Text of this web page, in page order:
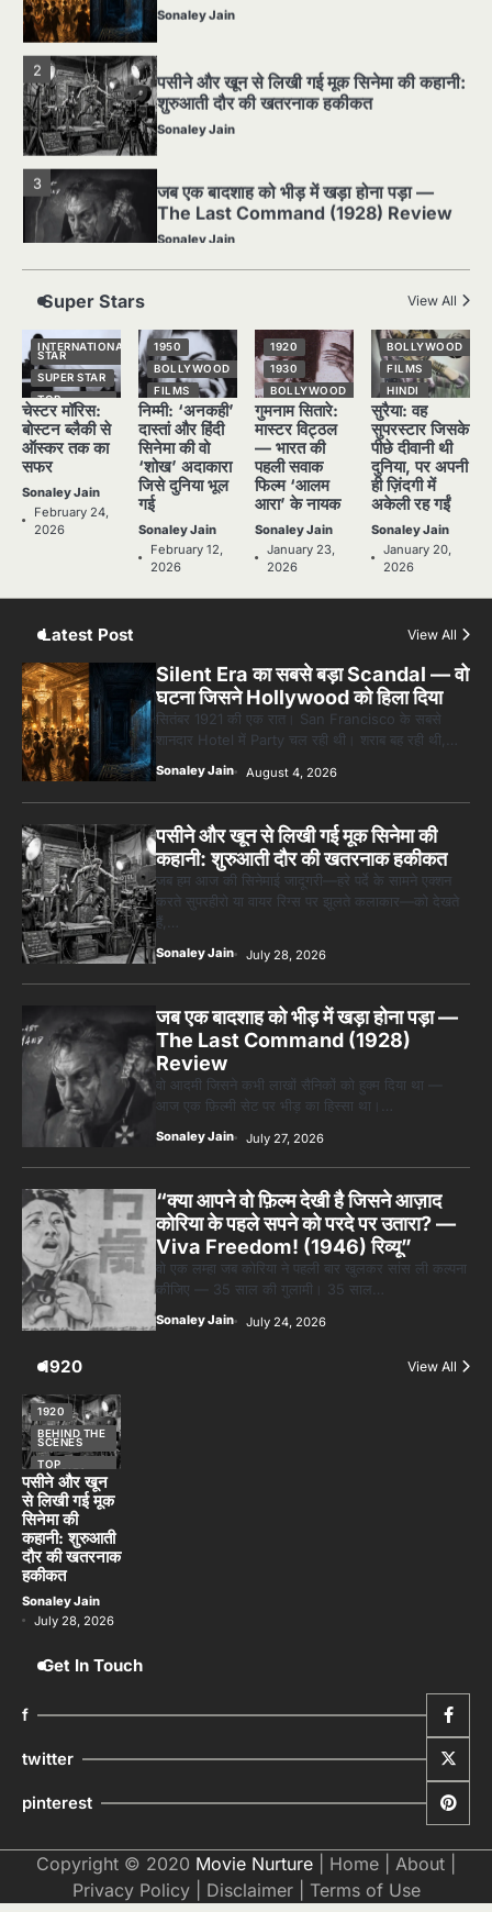
घटना जिसने Hollywood को हिला दिया
2
पसीने और खून से लिखी गई मूक सिनेमा की कहानी:
शुरुआती दौर की खतरनाक हकीकत
Sonaley Jain
3
जब एक बादशाह को भीड़ में खड़ा होना पड़ा —
The Last Command (1928) Review
4
के पहले सपने को परदे पर उतारा? — Viva
Freedom! (1946) रिव्यू”
Sonaley Jain
5
5 Horror Films जो आपको रात को अकेले नहीं
देखनी चाहिए — पर देखेंगे ज़रूर
Sonaley Jain
Super Stars
INTERNATIONAL
STAR
SUPER STAR
STORIES
बोस्टन ब्लैकी से
ऑस्कर तक का
सफर
Sonaley Jain
February 24,
2026
1950
BOLLYWOOD
POPULAR
SUPER STAR
TOP
STORIES
दास्तां और हिंदी
सिनेमा की वो
‘शोख’ अदाकारा
जिसे दुनिया भूल
गई
Sonaley Jain
February 12,
2026
1920
OLD FILMS
SUPER STAR
TOP
STORIES
पहली सवाक
फिल्म ‘आलम
आरा’ के नायक
Sonaley Jain
January 23,
2026
BOLLYWOOD
SUPER STAR
TOP
STORIES
सुपरस्टार जिसके
दुनिया, पर अपनी
ही ज़िंदगी में
अकेली रह गईं
Sonaley Jain
January 20,
2026
Latest Post View All
Silent Era का सबसे बड़ा Scandal — वो
घटना जिसने Hollywood को हिला दिया
पसीने और खून से लिखी गई मूक सिनेमा की
कहानी: शुरुआती दौर की खतरनाक हकीकत
जब हम आज की सिनेमाई जादूगरी—हरे पर्दे के सामने एक्शन
करते सुपरहीरो या वायर रिग्स पर झूलते कलाकार—को देखते
July 28, 2026
जब एक बादशाह को भीड़ में खड़ा होना पड़ा —
The Last Command (1928)
Review
वो आदमी जिसने कभी लाखों सैनिकों को हुक्म दिया था —
July 27, 2026
“क्या आपने वो फ़िल्म देखी है जिसने आज़ाद
कोरिया के पहले सपने को परदे पर उतारा? —
Viva Freedom! (1946) रिव्यू”
वो एक लम्हा जब कोरिया ने पहली बार खुलकर सांस ली कल्पना
Sonaley Jain July 24, 2026
1920 View All
1920
BEHIND THE
SCENES
TOP
से लिखी गई मूक
कहानी: शुरुआती
दौर की खतरनाक
हकीकत
Sonaley Jain
July 28, 2026
Get In Touch
f
twitter
pinterest
|
Privacy Policy|Disclaimer|Terms of Use